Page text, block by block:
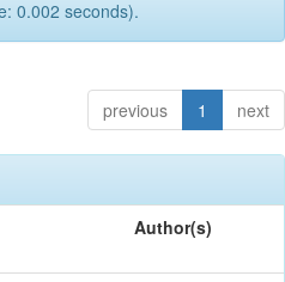
0.002 seconds).
previous 1 next
Author(s)